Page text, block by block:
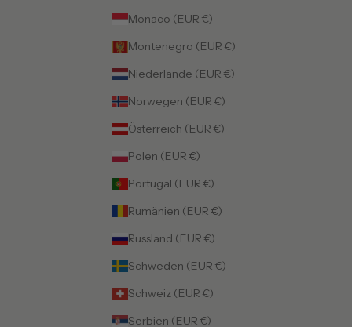
Monaco (EUR €)
Montenegro (EUR €)
Niederlande (EUR €)
Norwegen (EUR €)
Österreich (EUR €)
Polen (EUR €)
Portugal (EUR €)
Rumänien (EUR €)
Russland (EUR €)
Schweden (EUR €)
Schweiz (EUR €)
Serbien (EUR €)